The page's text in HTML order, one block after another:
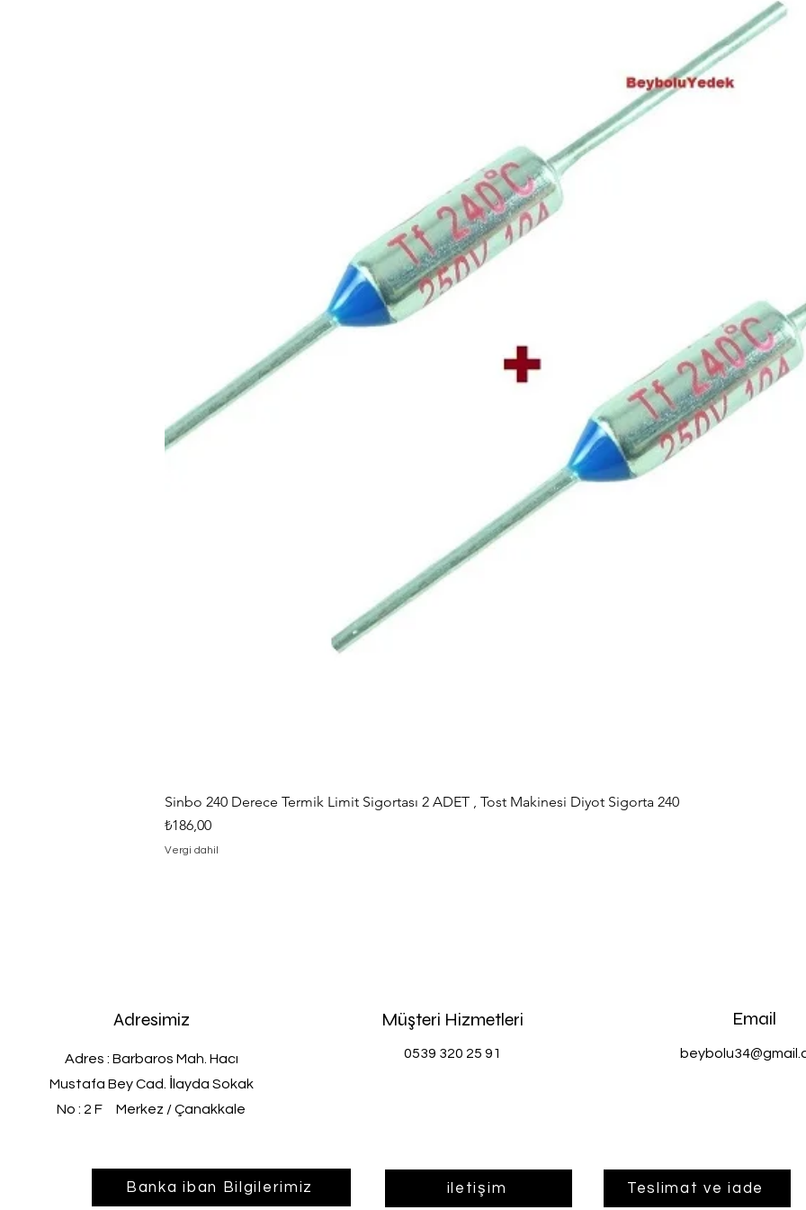
Hızlı Bakış
Sinbo 240 Derece Termik Limit Sigortası 2 ADET , Tost Makinesi Diyot Sigorta 240
Fiyat
₺186,00
Vergi dahil
Adresimiz
Adres : Barbaros Mah. Hacı
Mustafa Bey Cad. İlayda Sokak
No : 2 F Merkez / Çanakkale
Müşteri Hizmetleri
0539 320 25 91
Email
iletişim Teslimat ve iade
Banka iban Bilgilerimiz